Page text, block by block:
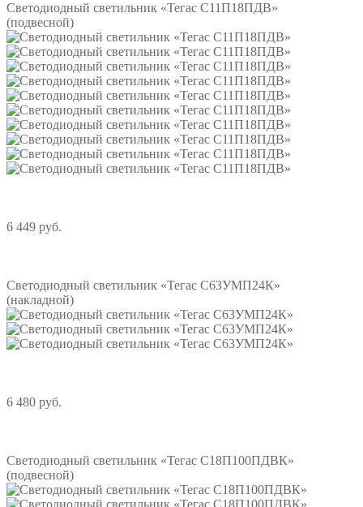
Светодиодный светильник «Тегас С11П18ПДВ»
(подвесной)
6 449 руб.
Светодиодный светильник «Тегас С63УМП24К»
(накладной)
6 480 руб.
Светодиодный светильник «Тегас С18П100ПДВК»
(подвесной)